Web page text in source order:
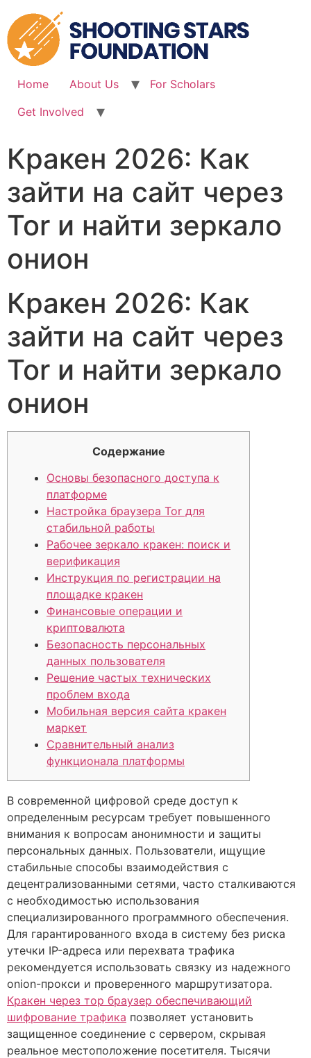
to
content
Home About Us
For Scholars
Get Involved
Кракен 2026: Как
зайти на сайт через
Tor и найти зеркало
онион
Кракен 2026: Как
зайти на сайт через
Tor и найти зеркало
онион
Содержание
Основы безопасного доступа к
платформе
Настройка браузера Tor для
стабильной работы
Рабочее зеркало кракен: поиск и
верификация
Инструкция по регистрации на
площадке кракен
Финансовые операции и
криптовалюта
Безопасность персональных
данных пользователя
Решение частых технических
проблем входа
Мобильная версия сайта кракен
маркет
Сравнительный анализ
функционала платформы
В современной цифровой среде доступ к
определенным ресурсам требует повышенного
внимания к вопросам анонимности и защиты
персональных данных. Пользователи, ищущие
стабильные способы взаимодействия с
децентрализованными сетями, часто сталкиваются
с необходимостью использования
специализированного программного обеспечения.
Для гарантированного входа в систему без риска
утечки IP-адреса или перехвата трафика
рекомендуется использовать связку из надежного
onion-прокси и проверенного маршрутизатора.
Кракен через тор браузер обеспечивающий
шифрование трафика позволяет установить
защищенное соединение с сервером, скрывая
реальное местоположение посетителя. Тысячи